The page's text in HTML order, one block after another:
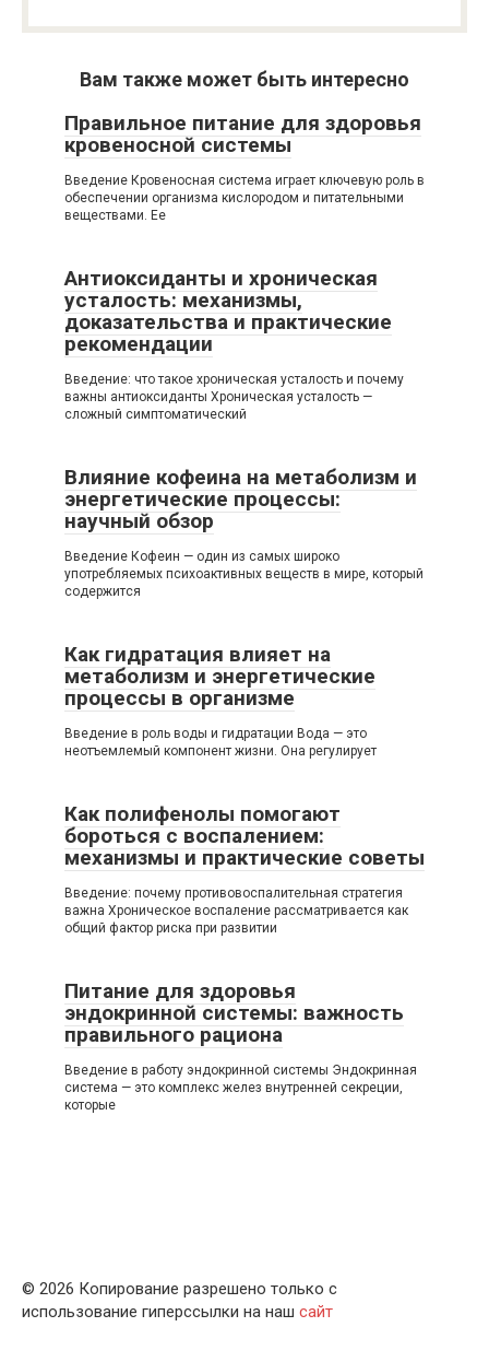
Вам также может быть интересно
Правильное питание для здоровья
кровеносной системы
Введение Кровеносная система играет ключевую роль в
обеспечении организма кислородом и питательными
веществами. Ее
Антиоксиданты и хроническая
усталость: механизмы,
доказательства и практические
рекомендации
Введение: что такое хроническая усталость и почему
важны антиоксиданты Хроническая усталость —
сложный симптоматический
Влияние кофеина на метаболизм и
энергетические процессы:
научный обзор
Введение Кофеин — один из самых широко
употребляемых психоактивных веществ в мире, который
содержится
Как гидратация влияет на
метаболизм и энергетические
процессы в организме
Введение в роль воды и гидратации Вода — это
неотъемлемый компонент жизни. Она регулирует
Как полифенолы помогают
бороться с воспалением:
механизмы и практические советы
Введение: почему противовоспалительная стратегия
важна Хроническое воспаление рассматривается как
общий фактор риска при развитии
Питание для здоровья
эндокринной системы: важность
правильного рациона
Введение в работу эндокринной системы Эндокринная
система — это комплекс желез внутренней секреции,
которые
© 2026 Копирование разрешено только с
использование гиперссылки на наш сайт